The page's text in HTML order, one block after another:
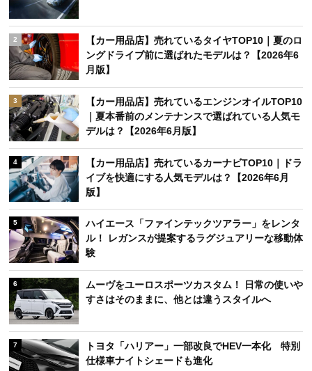
2
【カー用品店】売れているタイヤTOP10｜夏のロ
ングドライブ前に選ばれたモデルは？【2026年6
月版】
3
【カー用品店】売れているエンジンオイルTOP10
｜夏本番前のメンテナンスで選ばれている人気モ
デルは？【2026年6月版】
4
【カー用品店】売れているカーナビTOP10｜ドラ
イブを快適にする人気モデルは？【2026年6月
版】
5
ハイエース「ファインテックツアラー」をレンタ
ル！ レガンスが提案するラグジュアリーな移動体
験
6
ムーヴをユーロスポーツカスタム！ 日常の使いや
すさはそのままに、他とは違うスタイルへ
7
トヨタ「ハリアー」一部改良でHEV一本化 特別
仕様車ナイトシェードも進化